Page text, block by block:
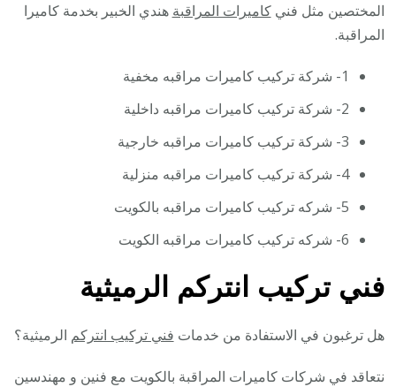
المختصين مثل فنيكاميرات المراقبة هندي الخبير بخدمة كاميرا
المراقبة.
1- شركة تركيب كاميرات مراقبه مخفية
2- شركة تركيب كاميرات مراقبه داخلية
3- شركة تركيب كاميرات مراقبه خارجية
4- شركة تركيب كاميرات مراقبه منزلية
5- شركه تركيب كاميرات مراقبه بالكويت
6- شركه تركيب كاميرات مراقبه الكويت
فني تركيب انتركم الرميثية
هل ترغبون في الاستفادة من خدمات فني تركيب انتركم الرميثية؟
نتعاقد في شركات كاميرات المراقبة بالكويت مع فنين و مهندسين